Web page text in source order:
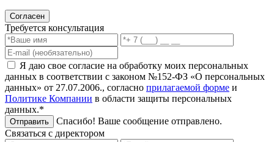
Согласен
Требуется консультация
Я даю свое согласие на обработку моих персональных
данных в соответствии с законом №152-ФЗ «О персональных
данных» от 27.07.2006., согласно прилагаемой форме и
Политике Компании в области защиты персональных
данных.*
Отправить
Спасибо! Ваше сообщение отправлено.
Связаться с директором